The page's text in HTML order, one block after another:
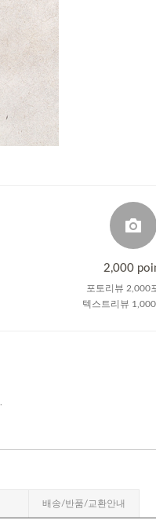
2,000
포토리뷰 2,000
텍스트리뷰
배송/반품/교환안내